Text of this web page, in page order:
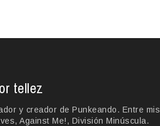
tellez
y creador de Punkeando. Entre
Against Me!, División Minúscula.